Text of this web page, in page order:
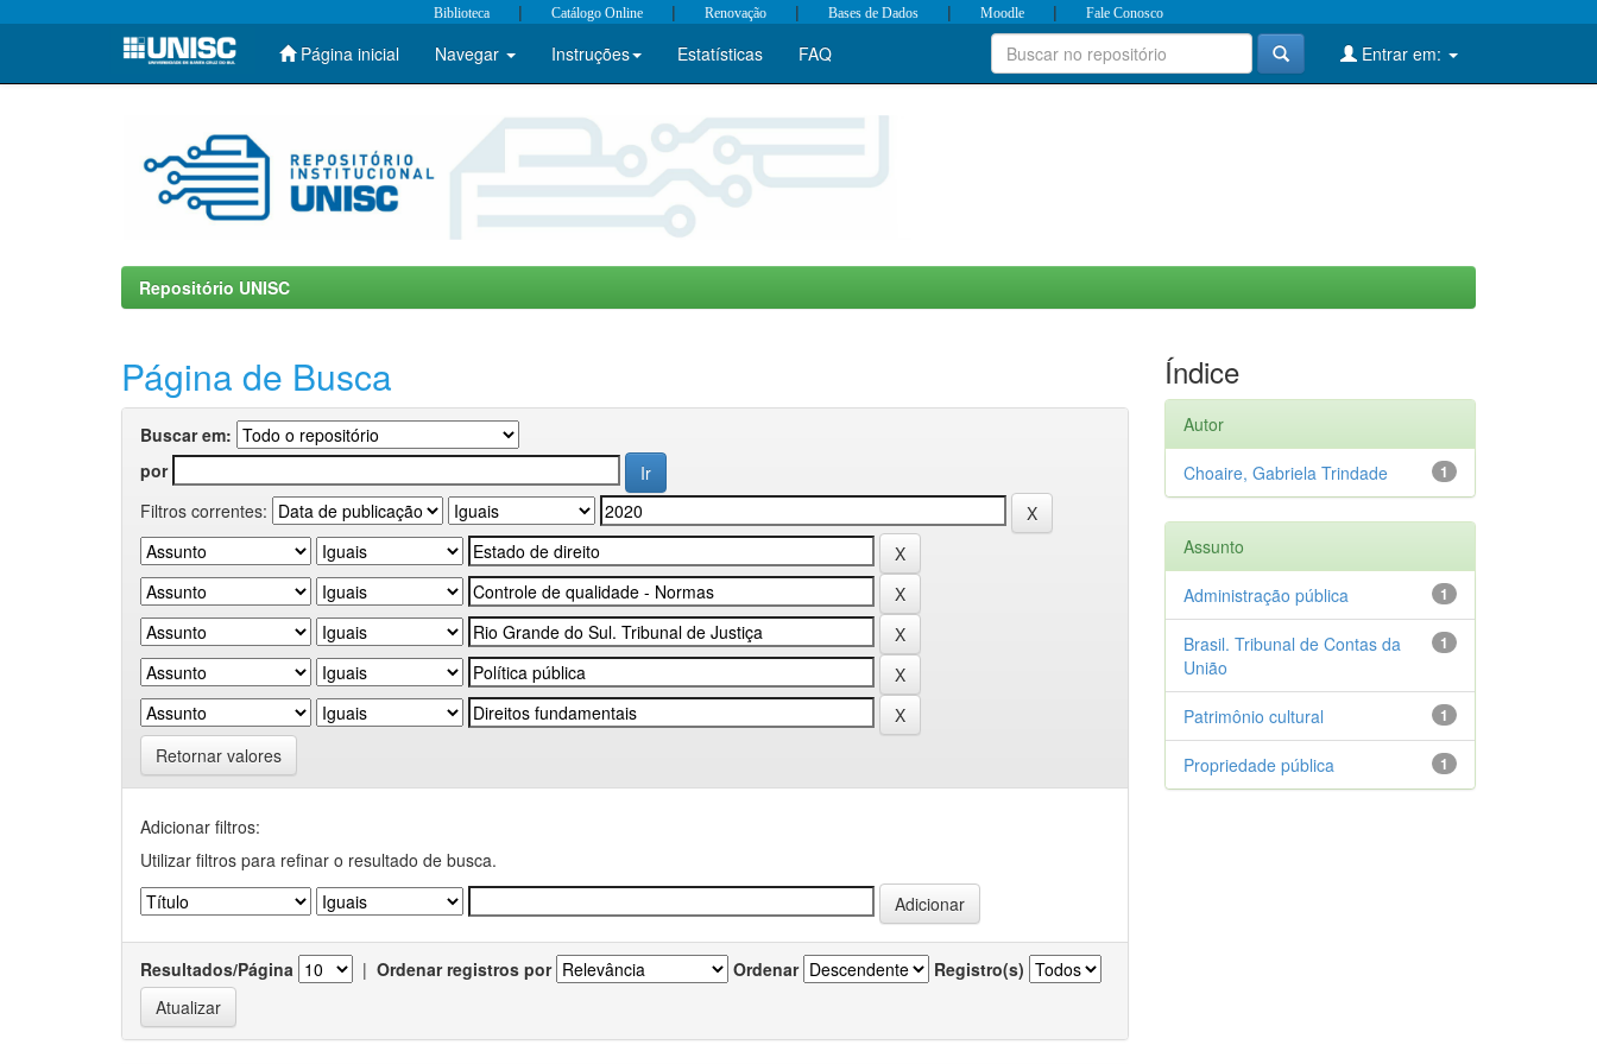
Skip
Biblioteca | Catálogo Online | Renovação | Bases de Dados | Moodle | Fale Conosco
Página inicial Navegar Instruções Estatísticas FAQ Entrar em:
Repositório UNISC
Página de Busca
Buscar em:
por
Filtros correntes:
Retornar valores
Adicionar filtros:
Utilizar filtros para refinar o resultado de busca.
Resultados/Página | Ordenar registros por Ordenar Registro(s)
Índice
Autor
1
Choaire, Gabriela Trindade
Assunto
1
Administração pública
1
Brasil. Tribunal de Contas da
União
1
Patrimônio cultural
1
Propriedade pública